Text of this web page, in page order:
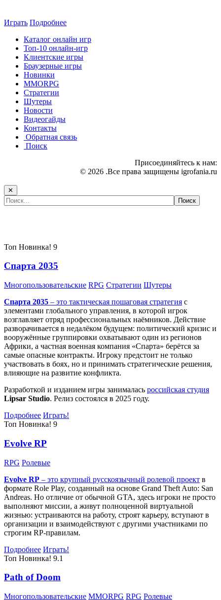
Играть Подробнее
Каталог онлайн игр
Топ-10 онлайн-игр
Клиентские игры
Браузерные игры
Новинки
MMORPG
Стратегии
Шутеры
Новости
Видеогайды
Контакты
Обратная связь
Поиск
Присоединяйтесь к нам:
© 2026 .Все права защищены igrofania.ru
✕
Топ Новинка! 9
Спарта 2035
Многопользовательские RPG Стратегии Шутеры
Спарта 2035 – это тактическая пошаговая стратегия с
элементами глобального управления, в которой игрок
возглавляет отряд профессиональных наёмников. Действие
разворачивается в недалёком будущем: политический кризис и
вооружённые группировки охватывают один из регионов
Африки, а частная военная компания «Спарта» берётся за
самые опасные контракты. Игроку предстоит не только
участвовать в боях, но и принимать стратегические решения,
влияющие на развитие конфликта.
Разработкой и изданием игры занималась российская студия
Lipsar Studio. Релиз состоялся в 2025 году.
Подробнее Играть!
Топ Новинка! 9
Evolve RP
RPG Ролевые
Evolve RP – это крупный русскоязычный ролевой проект в
формате Role Play, созданный на основе Grand Theft Auto: San
Andreas. Но отличие от обычной GTA, здесь игроки не просто
выполняют миссии, а живут полноценной виртуальной
жизнью: устраиваются на работу, строят карьеру, вступают в
организации и взаимодействуют с другими участниками по
строгим RP-правилам.
Подробнее Играть!
Топ Новинка! 9.1
Path of Doom
Многопользовательские MMORPG RPG Ролевые